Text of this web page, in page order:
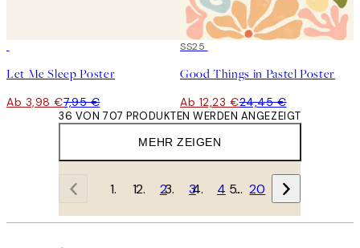
Let Me Sleep Poster
Ab 3,98 €7,95 €
50%*
SS25
Good Things in Pastel Poster
Ab 12,23 €24,45 €
MEHR ZEIGEN
36 VON 707 PRODUKTEN WERDEN ANGEZEIGT
1 2 3 4 … 20